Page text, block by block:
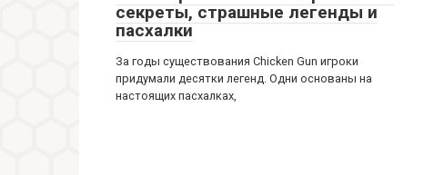
секреты, страшные легенды и
пасхалки
За годы существования Chicken Gun игроки
придумали десятки легенд. Одни основаны на
настоящих пасхалках,